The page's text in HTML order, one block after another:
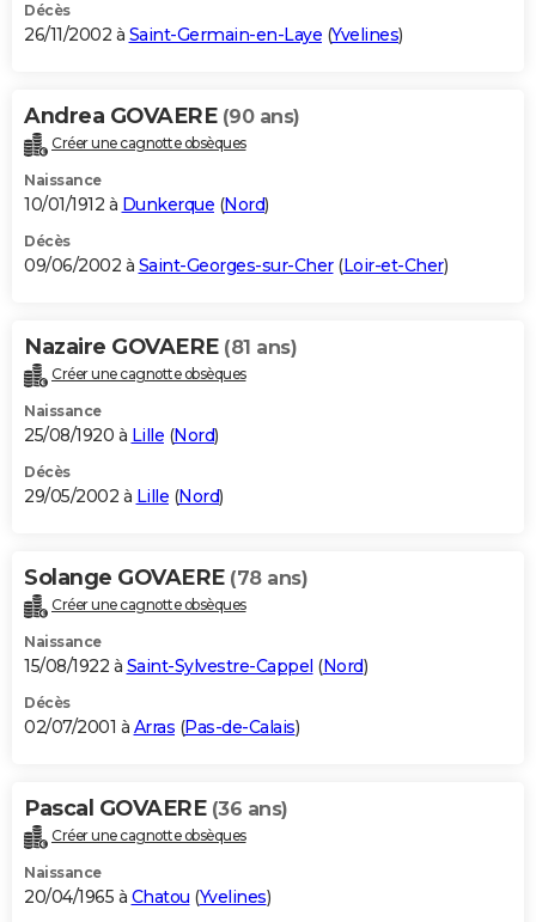
Décès
26/11/2002 à Saint-Germain-en-Laye (Yvelines)
Andrea GOVAERE (90 ans)
Créer une cagnotte obsèques
Naissance
10/01/1912 à Dunkerque (Nord)
Décès
09/06/2002 à Saint-Georges-sur-Cher(Loir-et-Cher)
Nazaire GOVAERE (81 ans)
Créer une cagnotte obsèques
Naissance
25/08/1920 à Lille (Nord)
Décès
29/05/2002 à Lille (Nord)
Solange GOVAERE (78 ans)
Créer une cagnotte obsèques
Naissance
15/08/1922 à Saint-Sylvestre-Cappel (Nord)
Décès
02/07/2001 à Arras (Pas-de-Calais)
Pascal GOVAERE (36 ans)
Créer une cagnotte obsèques
Naissance
20/04/1965 à Chatou (Yvelines)